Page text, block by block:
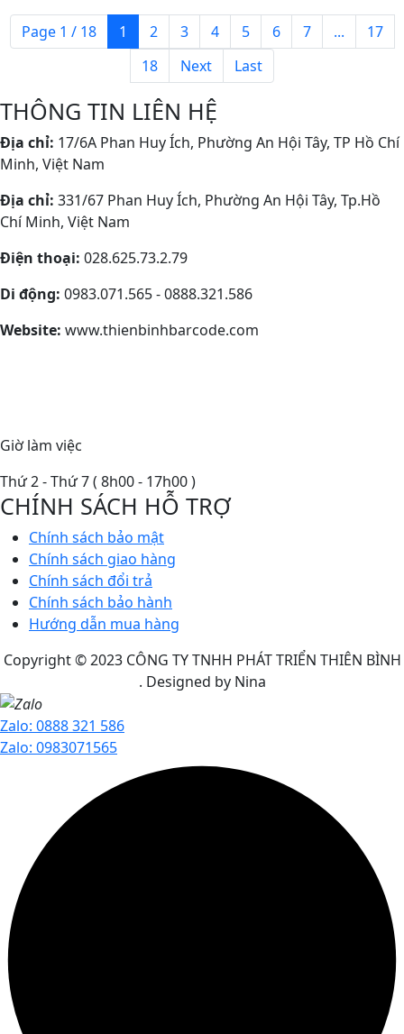
Page 1 / 18 1 2 3 4 5 6 7 ...
17
18
Next Last
THÔNG TIN LIÊN HỆ
Địa chỉ: 17/6A Phan Huy Ích, Phường An Hội Tây, TP Hồ Chí
Minh, Việt Nam
Địa chỉ: 331/67 Phan Huy Ích, Phường An Hội Tây, Tp.Hồ
Chí Minh, Việt Nam
Điện thoại: 028.625.73.2.79
Di động: 0983.071.565 - 0888.321.586
Website: www.thienbinhbarcode.com
Giờ làm việc
Thứ 2 - Thứ 7 ( 8h00 - 17h00 )
CHÍNH SÁCH HỖ TRỢ
Chính sách bảo mật
Chính sách giao hàng
Chính sách đổi trả
Chính sách bảo hành
Hướng dẫn mua hàng
Copyright © 2023 CÔNG TY TNHH PHÁT TRIỂN THIÊN BÌNH
. Designed by Nina
Zalo: 0888 321 586
Zalo: 0983071565